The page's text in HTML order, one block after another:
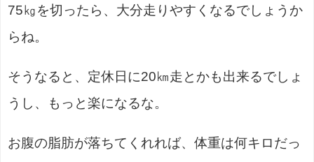
75㎏を切ったら、大分走りやすくなるでしょうか
らね。
そうなると、定休日に20㎞走とかも出来るでしょ
うし、もっと楽になるな。
お腹の脂肪が落ちてくれれば、体重は何キロだっ